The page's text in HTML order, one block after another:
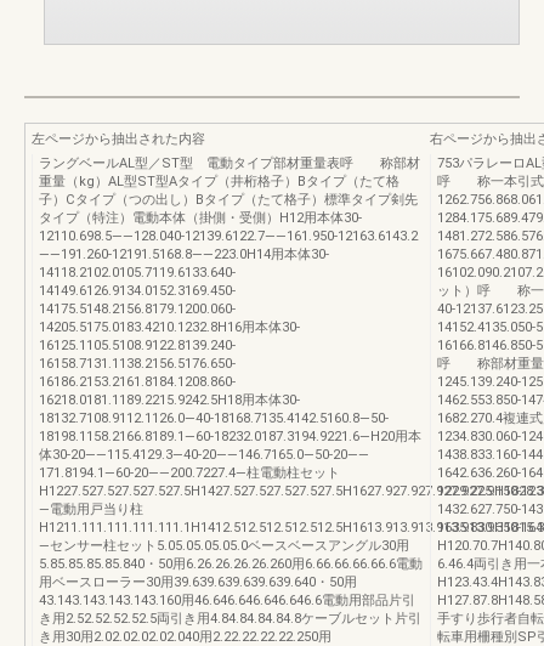
左ページから抽出された内容
ラングベールAL型／ST型 電動タイプ部材重量表呼 称部材
重量（kg）AL型ST型Aタイプ（井桁格子）Bタイプ（たて格
子）Cタイプ（つの出し）Bタイプ（たて格子）標準タイプ剣先
タイプ（特注）電動本体（掛側・受側）H12用本体30-
12110.698.5——128.040-12139.6122.7——161.950-12163.6143.2
——191.260-12191.5168.8——223.0H14用本体30-
14118.2102.0105.7119.6133.640-
14149.6126.9134.0152.3169.450-
14175.5148.2156.8179.1200.060-
14205.5175.0183.4210.1232.8H16用本体30-
16125.1105.5108.9122.8139.240-
16158.7131.1138.2156.5176.650-
16186.2153.2161.8184.1208.860-
16218.0181.1189.2215.9242.5H18用本体30-
18132.7108.9112.1126.0—40-18168.7135.4142.5160.8—50-
18198.1158.2166.8189.1—60-18232.0187.3194.9221.6—H20用本
体30-20——115.4129.3—40-20——146.7165.0—50-20——
171.8194.1—60-20——200.7227.4—柱電動柱セット
—電動用戸当り柱
—センサー柱セット5.05.05.05.05.0ベースベースアングル30用
5.85.85.85.85.840・50用6.26.26.26.26.260用6.66.66.66.66.6電動
用ベースローラー30用39.639.639.639.639.640・50用
43.143.143.143.143.160用46.646.646.646.646.6電動用部品片引
き用2.52.52.52.52.5両引き用4.84.84.84.84.8ケーブルセット片引
き用30用2.02.02.02.02.040用2.22.22.22.22.250用
右ページから抽出
753パラレーロ
呼 称一本引式
ット）呼 称一
40-
14152.4135.050-
16166.8146.850-
呼 称部材重量
1245.139.240-
1462.553.850-
1682.270.4複連
1234.830.060-
1438.833.160-
1642.636.260-
1229.225.150-
1432.627.750-
1635.830.350-
6.46.4両引き用
手すり歩行者自
転車用柵種別SP